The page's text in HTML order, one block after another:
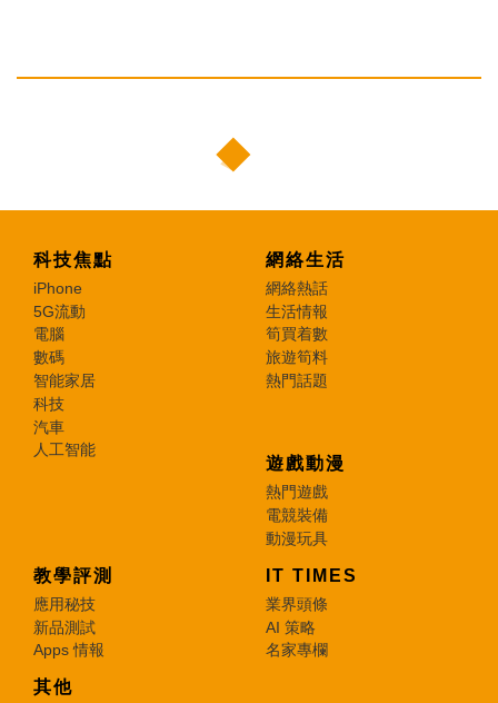
科技焦點
iPhone
5G流動
電腦
數碼
智能家居
科技
汽車
人工智能
網絡生活
網絡熱話
生活情報
筍買着數
旅遊筍料
熱門話題
遊戲動漫
熱門遊戲
電競裝備
動漫玩具
教學評測
應用秘技
新品測試
Apps 情報
IT TIMES
業界頭條
AI 策略
名家專欄
其他